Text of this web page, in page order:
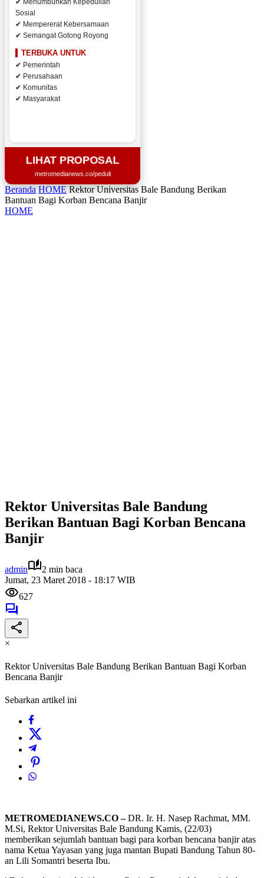
✔ Menumbuhkan Kepedulian
Sosial
✔ Mempererat Kebersamaan
✔ Semangat Gotong Royong
TERBUKA UNTUK
✔ Pemerintah
✔ Perusahaan
✔ Komunitas
✔ Masyarakat
LIHAT PROPOSAL
metromedianews.co/peduli
Beranda HOME Rektor Universitas Bale Bandung Berikan
Bantuan Bagi Korban Bencana Banjir
HOME
Rektor Universitas Bale Bandung
Berikan Bantuan Bagi Korban Bencana
Banjir
admin
2 min baca
Jumat, 23 Maret 2018 - 18:17 WIB
627
×
Rektor Universitas Bale Bandung Berikan Bantuan Bagi Korban
Bencana Banjir
Sebarkan artikel ini
METROMEDIANEWS.CO –DR. Ir. H. Nasep Rachmat, MM.
M.Si, Rektor Universitas Bale Bandung Kamis, (22/03)
memberikan sejumlah bantuan bagi para korban bencana banjir atas
nama Ketua Yayasan yang juga mantan Bupati Bandung Tahun 80-
an Lili Somantri beserta Ibu.